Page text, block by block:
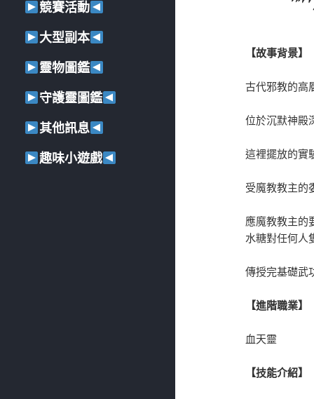
競賽活動
大型副本
靈物圖鑑
守護靈圖鑑
其他訊息
趣味小遊戲
【故事背景】
古代邪教的高
位於沉默神殿
這裡擺放的實
受魔教教主的
應魔教教主的
水糖對任何人
傳授完基礎武
【進階職業】
血天靈
【技能介紹】